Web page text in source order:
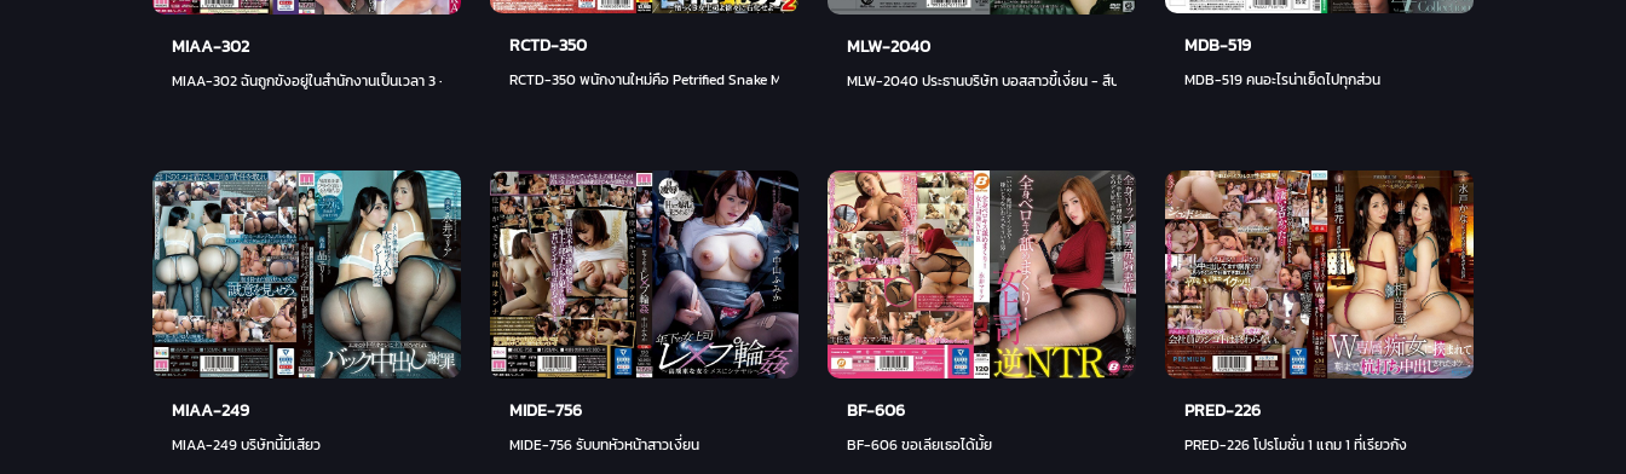
MIAA-302
MIAA-302 ฉันถูกขังอยู่ในสำนักงานเป็นเวลา 3 - ชิโนดะ ยู
RCTD-350
RCTD-350 พนักงานใหม่คือ Petrified Snake Man 2 Company Edition - อาคาริ นีมูระ
MLW-2040
MLW-2040 ประธานบริษัท บอสสาวขี้เงี่ยน - สึบากิ คาโตะ (คาโอรุ นัตสึกิ)
MDB-519
MDB-519 คนอะไรน่าเย็ดไปทุกส่วน
MIAA-249
MIAA-249 บริษัทนี้มีเสียว
MIDE-756
MIDE-756 รับบทหัวหน้าสาวเงี่ยน
BF-606
BF-606 ขอเลียเธอได้มั้ย
PRED-226
PRED-226 โปรโมชั่น 1 แถม 1 ที่เรียวกัง